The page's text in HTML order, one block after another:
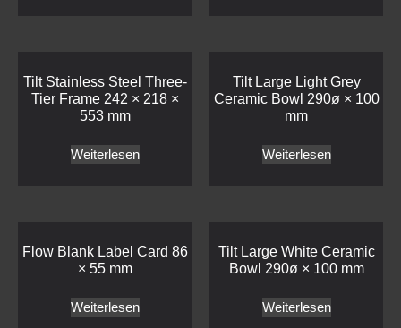
Tilt Stainless Steel Three-
Tier Frame 242 × 218 ×
553 mm
Weiterlesen
Tilt Large Light Grey
Ceramic Bowl 290ø × 100
mm
Weiterlesen
Flow Blank Label Card 86
× 55 mm
Weiterlesen
Tilt Large White Ceramic
Bowl 290ø × 100 mm
Weiterlesen